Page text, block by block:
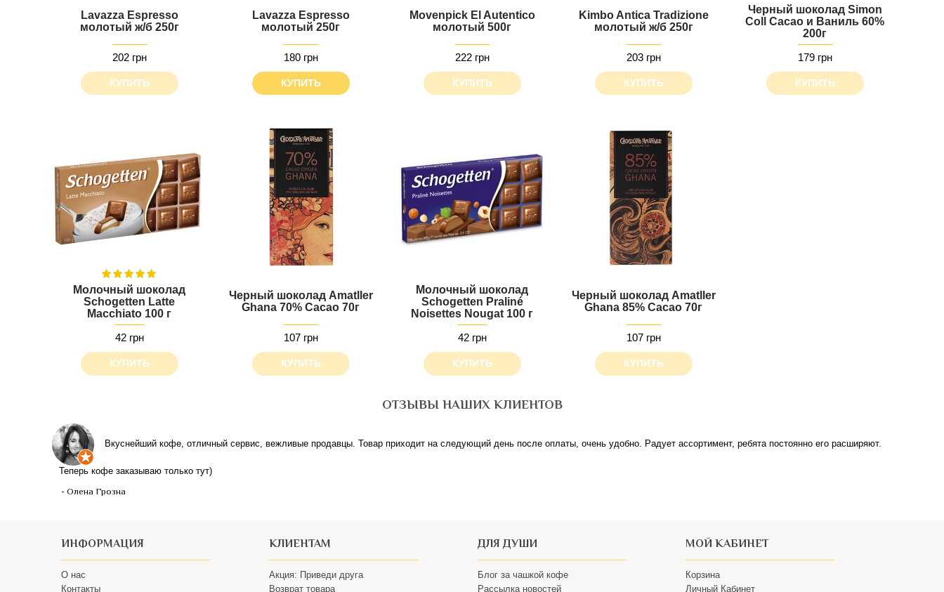
Lavazza Espresso
молотый ж/б 250г
202 грн
КУПИТЬ
Lavazza Espresso
молотый 250г
180 грн
КУПИТЬ
Movenpick El Autentico
молотый 500г
222 грн
КУПИТЬ
Kimbo Antica Tradizione
молотый ж/б 250г
203 грн
КУПИТЬ
Черный шоколад Simon
Coll Cacao и Ваниль 60%
200г
179 грн
КУПИТЬ
Молочный шоколад
Schogetten Latte
Macchiato 100 г
42 грн
КУПИТЬ
Черный шоколад Amatller
Ghana 70% Cacao 70г
107 грн
КУПИТЬ
Молочный шоколад
Schogetten Praliné
Noisettes Nougat 100 г
42 грн
КУПИТЬ
Черный шоколад Amatller
Ghana 85% Cacao 70г
107 грн
КУПИТЬ
ОТЗЫВЫ НАШИХ КЛИЕНТОВ
Пользовательское соглашение
Доставка и Оплата
Подарочные сертификаты
Оформление заказа